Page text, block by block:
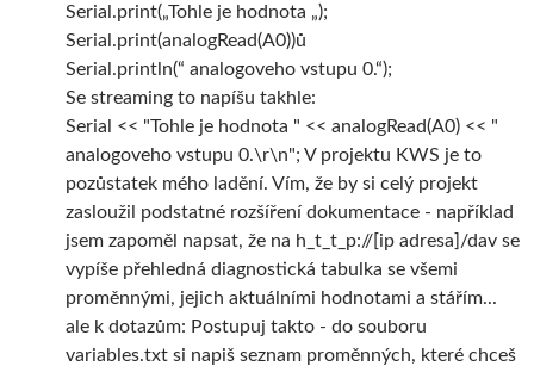
Serial.print(„Tohle je hodnota „);
Serial.print(analogRead(A0))ů
Serial.println(“ analogoveho vstupu 0.“);
Se streaming to napíšu takhle:
Serial << "Tohle je hodnota " << analogRead(A0) << "
analogoveho vstupu 0.\r\n"; V projektu KWS je to
pozůstatek mého ladění. Vím, že by si celý projekt
zasloužil podstatné rozšíření dokumentace - například
jsem zapoměl napsat, že na h_t_t_p://[ip adresa]/dav se
vypíše přehledná diagnostická tabulka se všemi
proměnnými, jejich aktuálními hodnotami a stářím...
ale k dotazům: Postupuj takto - do souboru
variables.txt si napiš seznam proměnných, které chceš